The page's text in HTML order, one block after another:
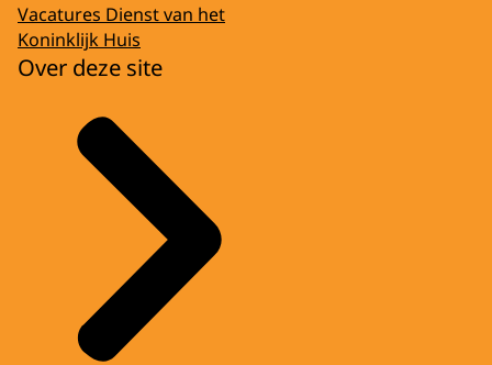
Vacatures Dienst van het
Koninklijk Huis
Over deze site